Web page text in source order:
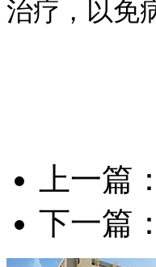
治疗，以免
上一篇：
下一篇：